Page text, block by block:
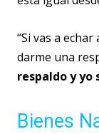
“Si vas a
darme una
respaldo y yo
Bienes